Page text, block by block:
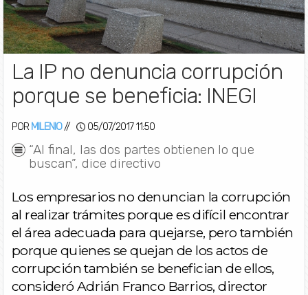
La IP no denuncia corrupción
porque se beneficia: INEGI
POR MILENIO// 05/07/2017 11:50
“Al final, las dos partes obtienen lo que
buscan”, dice directivo
Los empresarios no denuncian la corrupción
al realizar trámites porque es difícil encontrar
el área adecuada para quejarse, pero también
porque quienes se quejan de los actos de
corrupción también se benefician de ellos,
consideró Adrián Franco Barrios, director